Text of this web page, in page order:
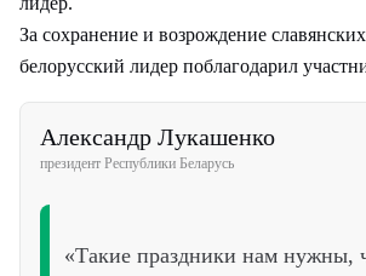
За сохранение и возрождение
белорусский лидер поблагодарил
Александр Лукашенко
президент Республики Беларусь
«Такие праздники нам нужны,